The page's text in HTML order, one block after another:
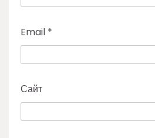
Email *
Сайт